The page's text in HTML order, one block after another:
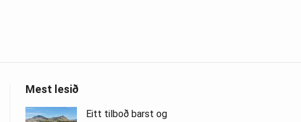
Mest lesið
Eitt tilboð barst og